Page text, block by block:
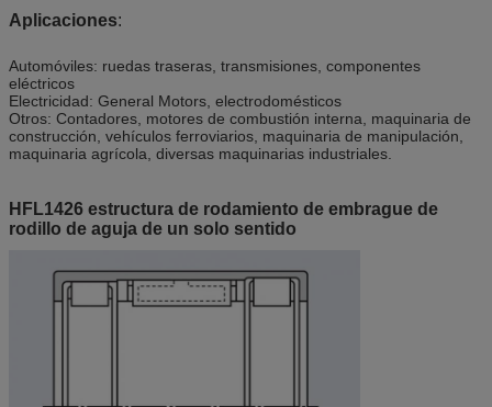
Aplicaciones:
Automóviles: ruedas traseras, transmisiones, componentes
eléctricos
Electricidad: General Motors, electrodomésticos
Otros: Contadores, motores de combustión interna, maquinaria de
construcción, vehículos ferroviarios, maquinaria de manipulación,
maquinaria agrícola, diversas maquinarias industriales.
HFL1426 estructura de rodamiento de embrague de
rodillo de aguja de un solo sentido